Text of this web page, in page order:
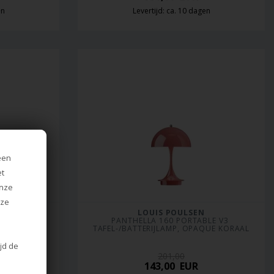
de
Levertijd: ca. 10 dagen
TAFEL- /
OPAAL
LOUIS POULSEN
PANTHELLA 160 PORTABLE V3
TAFEL-/BATTERIJLAMP, OPAQUE KORAAL
143,00 EUR